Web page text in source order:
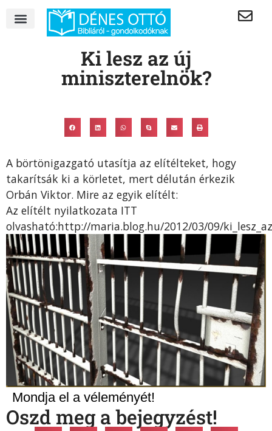
Ki lesz az új
miniszterelnök?
A börtönigazgató utasítja az elítélteket, hogy
takarítsák ki a körletet, mert délután érkezik
Orbán Viktor. Mire az egyik elítélt:
Az elítélt nyilatkozata ITT
olvasható:http://maria.blog.hu/2012/03/09/
Mondja el a véleményét!
Oszd meg a bejegyzést!